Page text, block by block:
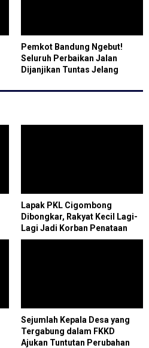
Pemkot Bandung Ngebut!
Seluruh Perbaikan Jalan
Dijanjikan Tuntas Jelang
Ledakan Wisatawan
Lapak PKL Cigombong
Dibongkar, Rakyat Kecil Lagi-
Lagi Jadi Korban Penataan
Sejumlah Kepala Desa yang
Tergabung dalam FKKD
Ajukan Tuntutan Perubahan